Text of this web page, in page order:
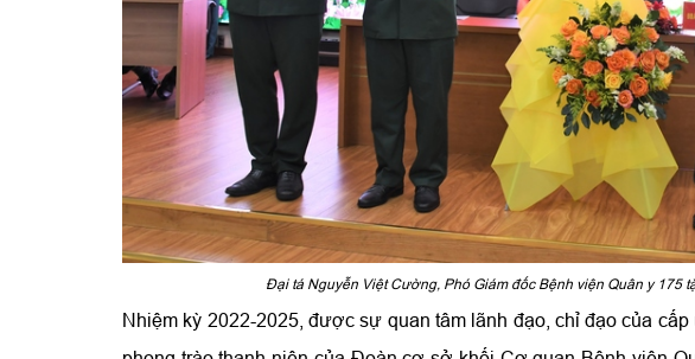
Đại tá Nguyễn Việt Cường, Phó Giám đốc Bệnh viện Quân y 175
Nhiệm kỳ 2022-2025, được sự quan tâm lãnh đạo, chỉ đạo của